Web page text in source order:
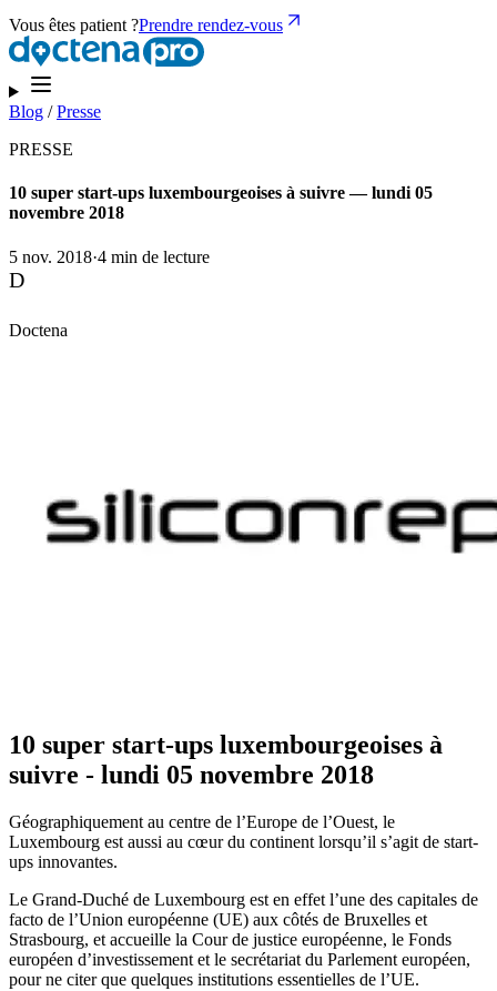
Vous êtes patient ?Prendre rendez-vous
Blog /Presse
PRESSE
10 super start-ups luxembourgeoises à suivre — lundi 05
novembre 2018
5 nov. 2018·4 min de lecture
D
Doctena
10 super start-ups luxembourgeoises à
suivre - lundi 05 novembre 2018
Géographiquement au centre de l’Europe de l’Ouest, le
Luxembourg est aussi au cœur du continent lorsqu’il s’agit de start-
ups innovantes.
Le Grand-Duché de Luxembourg est en effet l’une des capitales de
facto de l’Union européenne (UE) aux côtés de Bruxelles et
Strasbourg, et accueille la Cour de justice européenne, le Fonds
européen d’investissement et le secrétariat du Parlement européen,
pour ne citer que quelques institutions essentielles de l’UE.